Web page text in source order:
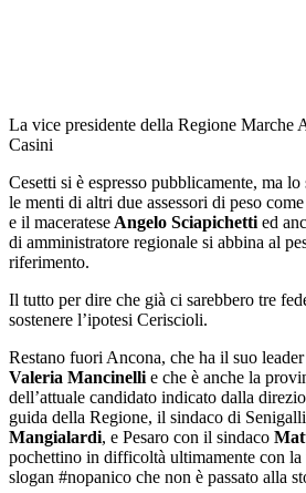
La vice presidente della Regione Marche
Casini
Cesetti si è espresso pubblicamente, ma lo
le menti di altri due assessori di peso come
e il maceratese Angelo Sciapichetti ed
di amministratore regionale si abbina al
riferimento.
Il tutto per dire che già ci sarebbero tre
sostenere l’ipotesi Ceriscioli.
Restano fuori Ancona, che ha il suo
Valeria Mancinelli e che è anche la
dell’attuale candidato indicato dalla
guida della Regione, il sindaco di
Mangialardi, e Pesaro con il sindaco
pochettino in difficoltà ultimamente con
slogan #nopanico che non è passato alla